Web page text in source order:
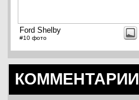
Ford Shelby
#10 фото
КОММЕНТАРИИ